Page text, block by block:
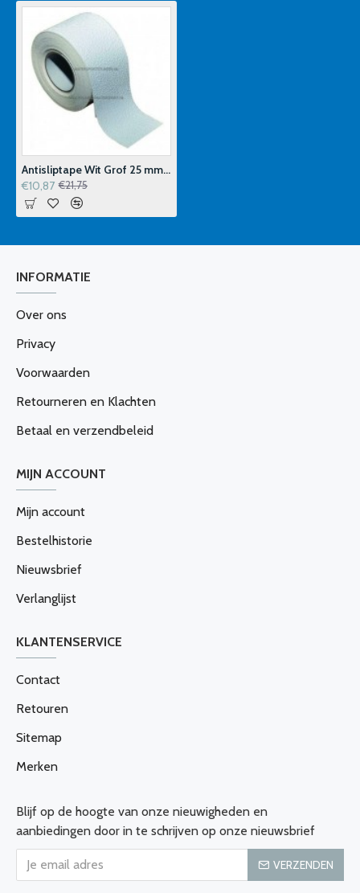
Antisliptape Wit Grof 25 mm x 5 Meter
€10,87 €21,75
INFORMATIE
Over ons
Privacy
Voorwaarden
Retourneren en Klachten
Betaal en verzendbeleid
MIJN ACCOUNT
Mijn account
Bestelhistorie
Nieuwsbrief
Verlanglijst
KLANTENSERVICE
Contact
Retouren
Sitemap
Merken
Blijf op de hoogte van onze nieuwigheden en
aanbiedingen door in te schrijven op onze nieuwsbrief
VERZENDEN